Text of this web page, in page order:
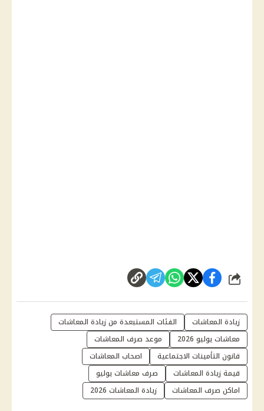
شارك
زيادة المعاشات
الفئات المستبعدة من زيادة المعاشات
معاشات يوليو 2026
موعد صرف المعاشات
قانون التأمينات الاجتماعية
اصحاب المعاشات
قيمة زيادة المعاشات
صرف معاشات يوليو
اماكن صرف المعاشات
زيادة المعاشات 2026